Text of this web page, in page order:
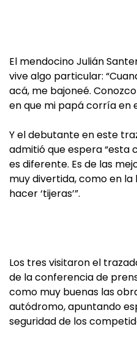
El mendocino Julián
vive algo particular:
acá, me bajoneé.
en que mi papá corría en
Y el debutante en este
admitió que espera “esta
es diferente. Es de las
muy divertida, como en
hacer ‘tijeras’”.
Los tres visitaron el
de la conferencia de
como muy buenas las
autódromo, apuntando
seguridad de los